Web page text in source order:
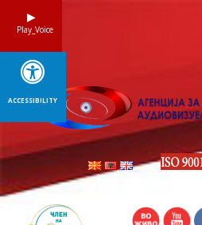
Play_Voice
ACCESSIBILITY